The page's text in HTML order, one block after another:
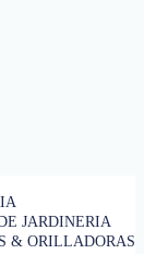
JARDINERIA
& ORILLADORAS